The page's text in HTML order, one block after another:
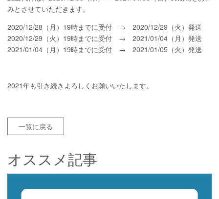
みとさせていただきます。
2020/12/28（月）19時までに受付 → 2020/12/29（火）発送
2020/12/29（火）19時までに受付 → 2021/01/04（月）発送
2021/01/04（月）19時までに受付 → 2021/01/05（火）発送
2021年も引き続きよろしくお願いいたします。
一覧に戻る
オススメ記事